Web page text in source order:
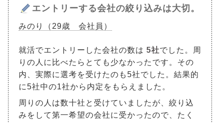
エントリーする会社の絞り込みは大切。
みのり（29歳 会社員）
就活でエントリーした会社の数は 5社でした。周
りの人に比べたらとても少なかったです。その
内、実際に選考を受けたのも5社でした。結果的
に5社中の1社から内定をもらえました。
周りの人は数十社と受けていましたが、絞り込
みをして第一希望の会社に受かったので、たく